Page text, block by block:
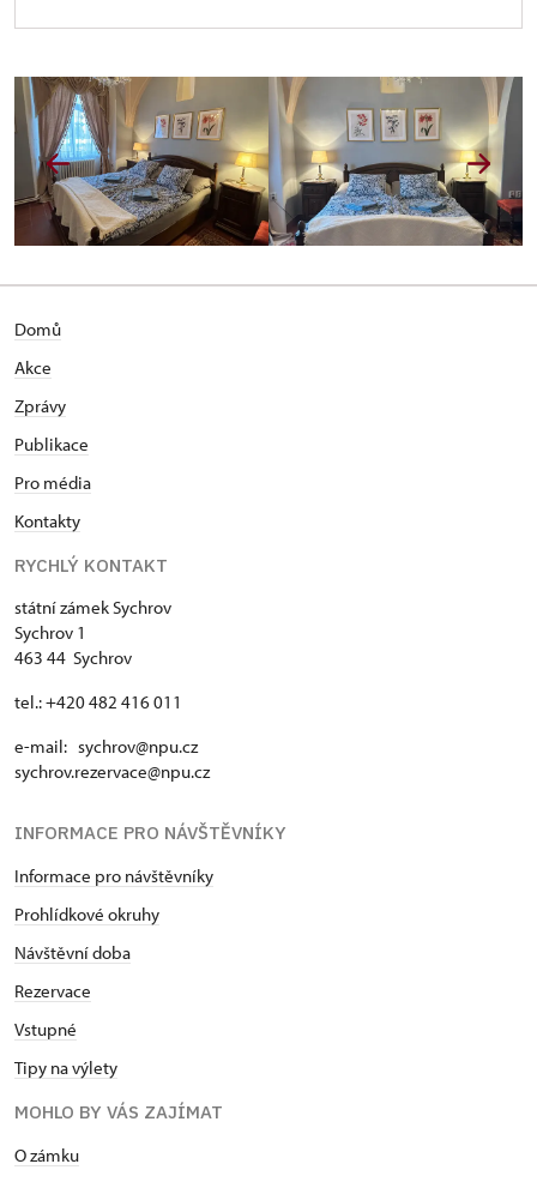
Domů
Akce
Zprávy
Publikace
Pro média
Kontakty
RYCHLÝ KONTAKT
státní zámek Sychrov
Sychrov 1
463 44 Sychrov
tel.: +420 482 416 011
e-mail: sychrov@npu.cz
sychrov.rezervace@npu.cz
INFORMACE PRO NÁVŠTĚVNÍKY
Informace pro návštěvníky
Prohlídkové okruhy
Návštěvní doba
Rezervace
Vstupné
Tipy na výlety
MOHLO BY VÁS ZAJÍMAT
O zámku